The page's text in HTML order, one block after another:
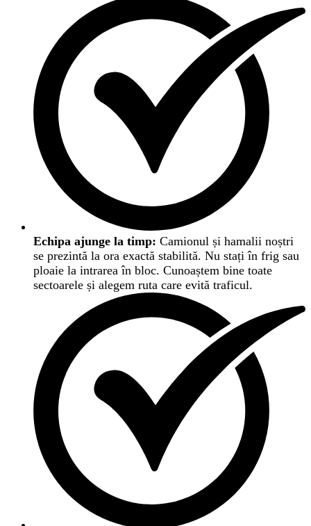
Echipa ajunge la timp: Camionul și hamalii noștri
se prezintă la ora exactă stabilită. Nu stați în frig sau
ploaie la intrarea în bloc. Cunoaștem bine toate
sectoarele și alegem ruta care evită traficul.